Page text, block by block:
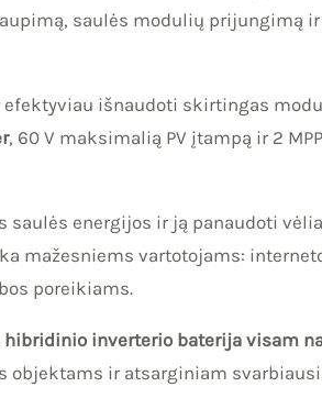
saulės modulių prijungimą
išnaudoti skirtingas
, 60 V maksimalią PV įtampą ir 2
energijos ir ją panaudoti
mažesniems vartotojams:
poreikiams.
hibridinio inverterio baterija visam
ir atsarginiam